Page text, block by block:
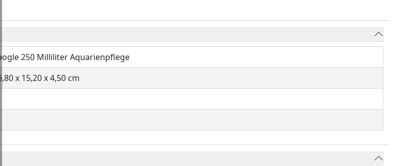
250 Milliliter Aquarienpflege
x 15,20 x 4,50 cm